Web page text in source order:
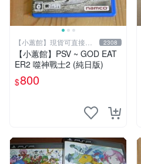
【小蕙館】現貨可直接下
標
2308
【小蕙館】PSV ~ GOD EAT
ER2 噬神戰士2 (純日版)
$800